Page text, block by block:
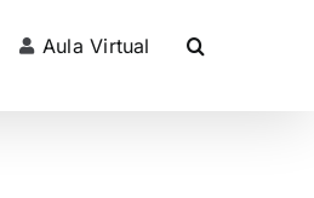
Aula Virtual